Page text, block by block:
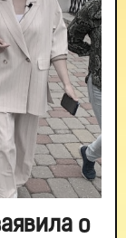
о